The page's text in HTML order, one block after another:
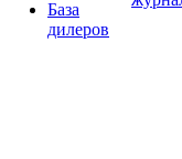
База
дилеров